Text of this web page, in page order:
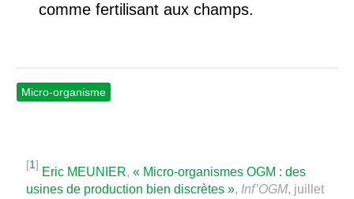
comme fertilisant aux champs.
Micro-organisme
[1]
Eric MEUNIER, « Micro-organismes OGM : des
usines de production bien discrètes », Inf’OGM, juillet